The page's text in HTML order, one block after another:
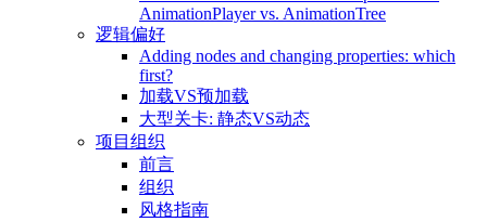
AnimationPlayer vs. AnimationTree
逻辑偏好
Adding nodes and changing properties: which
first?
加载VS预加载
大型关卡: 静态VS动态
项目组织
前言
组织
风格指南